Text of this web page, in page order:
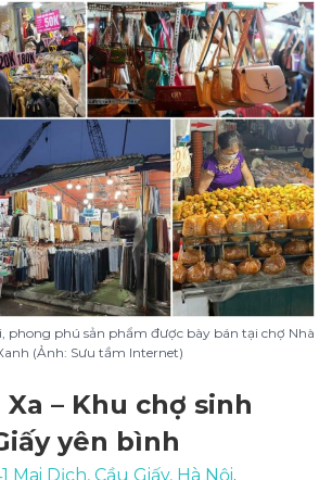
phong phú sản phẩm được bày bán tại chợ Nhà
(Ảnh: Sưu tầm Internet)
– Khu chợ sinh
yên bình
Mai Dịch, Cầu Giấy, Hà Nội.